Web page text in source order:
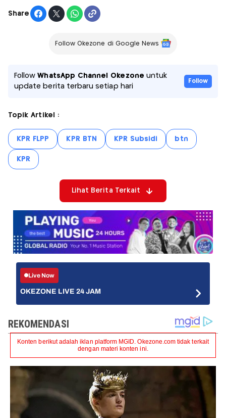
Share
Follow Okezone di Google News
FollowWhatsApp Channel Okezone untuk
update berita terbaru setiap hari
Follow
Topik Artikel :
KPR FLPP KPR BTN KPR Subsidi btn
KPR
Lihat Berita Terkait
Live Now
OKEZONE LIVE 24 JAM